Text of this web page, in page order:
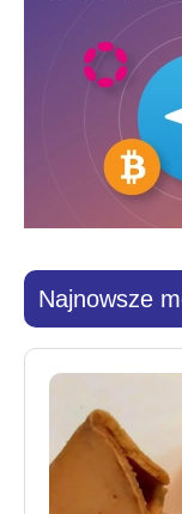
Najnowsze